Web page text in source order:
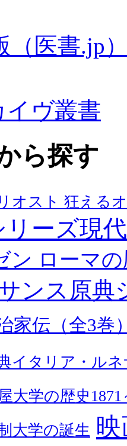
（医書.jp
イヴ叢書
ら探す
オスト 狂える
リーズ現
ン ローマ
ンス原典
家伝（全3巻
イタリア・ル
大学の歴史1871
大学の誕生